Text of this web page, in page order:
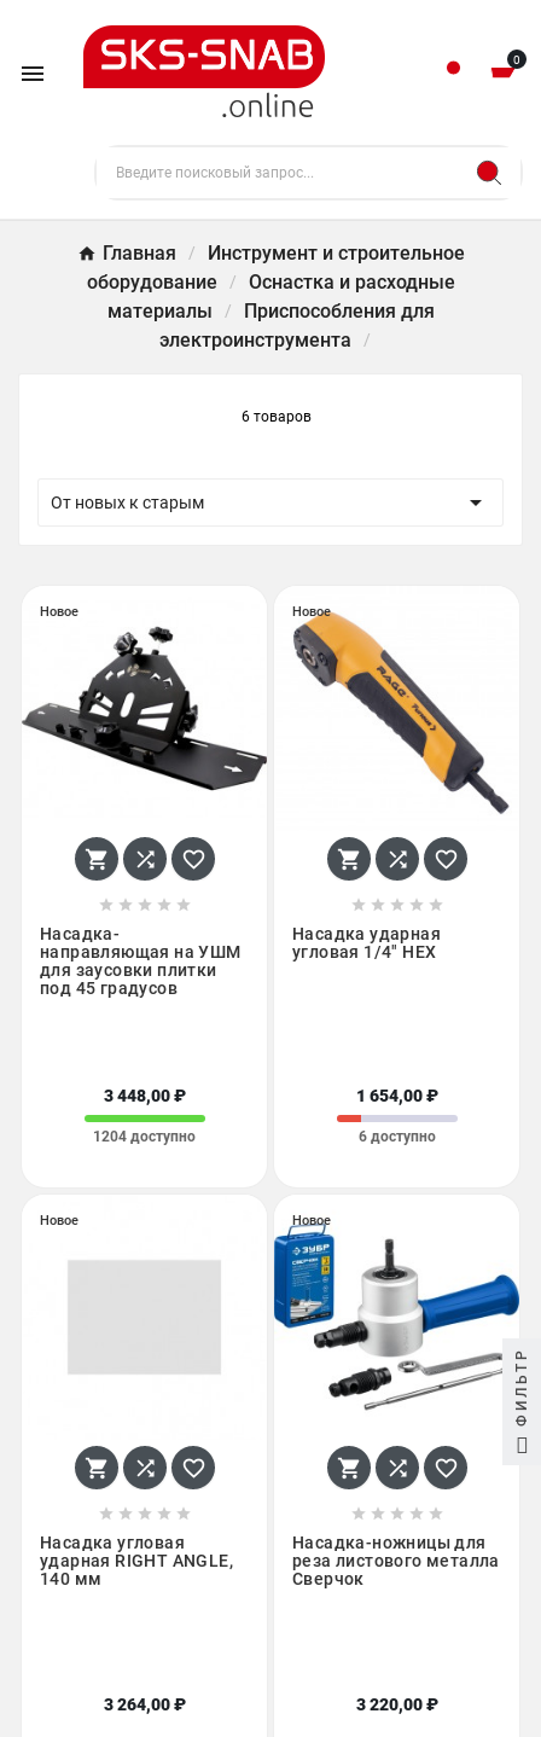
 0
Главная
Инструмент и строительное
оборудование
Оснастка и расходные
материалы
Приспособления для
электроинструмента
6 товаров
От новых к старым 
Новое
  
    
Насадка-
направляющая на УШМ
для заусовки плитки
под 45 градусов
3 448,00 ₽
1204 доступно
Новое
  
    
Насадка ударная
угловая 1/4" HEX
1 654,00 ₽
6 доступно
Новое
  
    
Насадка угловая
ударная RIGHT ANGLE,
140 мм
3 264,00 ₽
Новое
  
    
Насадка-ножницы для
реза листового металла
Сверчок
3 220,00 ₽
ФИЛЬТР